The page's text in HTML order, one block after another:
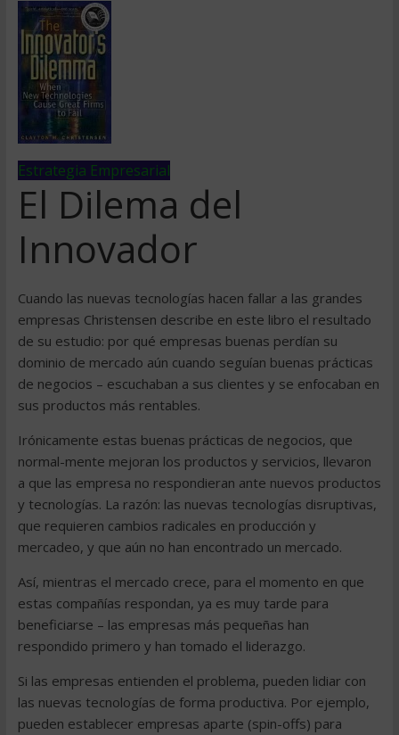
Estrategia Empresarial
El Dilema del
Innovador
Cuando las nuevas tecnologías hacen fallar a las grandes
empresas Christensen describe en este libro el resultado
de su estudio: por qué empresas buenas perdían su
dominio de mercado aún cuando seguían buenas prácticas
de negocios – escuchaban a sus clientes y se enfocaban en
sus productos más rentables.
Irónicamente estas buenas prácticas de negocios, que
normal-mente mejoran los productos y servicios, llevaron
a que las empresa no respondieran ante nuevos productos
y tecnologías. La razón: las nuevas tecnologías disruptivas,
que requieren cambios radicales en producción y
mercadeo, y que aún no han encontrado un mercado.
Así, mientras el mercado crece, para el momento en que
estas compañías respondan, ya es muy tarde para
beneficiarse – las empresas más pequeñas han
respondido primero y han tomado el liderazgo.
Si las empresas entienden el problema, pueden lidiar con
las nuevas tecnologías de forma productiva. Por ejemplo,
pueden establecer empresas aparte (spin-offs) para